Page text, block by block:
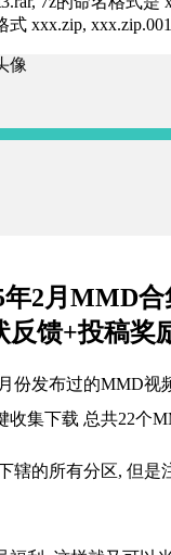
式 xxx.zip,
年2月MMD
反馈+投稿奖
份发布过的MMD视
收集下载 总共22个
辖的所有分区, 但是